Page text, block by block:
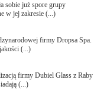
sobie już spore grupy
w jej zakresie (...)
firmy Dropsa Spa.
(...)
firmy Dubiel Glass z Raby
(...)